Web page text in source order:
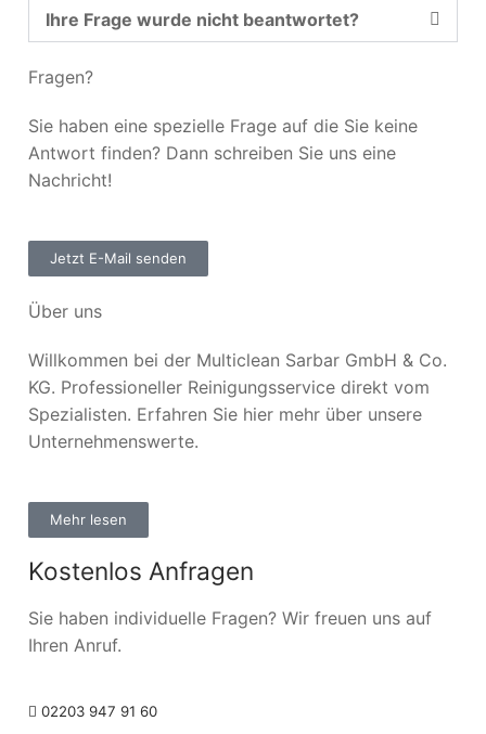
Ihre Frage wurde nicht beantwortet?
Fragen?
Sie haben eine spezielle Frage auf die Sie keine
Antwort finden? Dann schreiben Sie uns eine
Nachricht!
Jetzt E-Mail senden
Über uns
Willkommen bei der Multiclean Sarbar GmbH & Co.
KG. Professioneller Reinigungsservice direkt vom
Spezialisten. Erfahren Sie hier mehr über unsere
Unternehmenswerte.
Mehr lesen
Kostenlos Anfragen
Sie haben individuelle Fragen? Wir freuen uns auf
Ihren Anruf.
02203 947 91 60